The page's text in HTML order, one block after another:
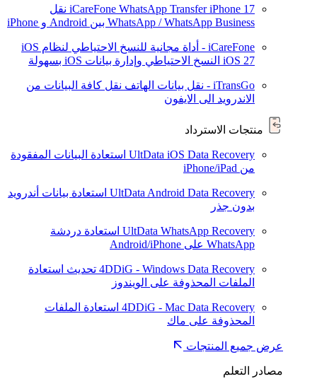
iCareFone WhatsApp TransferiPhone 17
نقل
WhatsApp / WhatsApp Business بين Android و iPhone
iCareFone - أداة مجانية للنسخ الاحتياطي لنظام iOS
iOS 27 النسخ الاحتياطي وإدارة بيانات iOS بسهولة
iTransGo - نقل بيانات الهاتف
نقل كافة البيانات من
الاندرويد الى الايفون
منتجات الاسترداد
UltData iOS Data Recovery استعادة البيانات المفقودة
من iPhone/iPad
UltData Android Data Recovery استعادة بيانات أندرويد
بدون جذر
UltData WhatsApp Recovery استعادة دردشة
WhatsApp على Android/iPhone
4DDiG - Windows Data Recovery تحديث استعادة
الملفات المحذوفة على الويندوز
4DDiG - Mac Data Recovery استعادة الملفات
المحذوفة على ماك
عرض جميع المنتجات
مصادر التعلم